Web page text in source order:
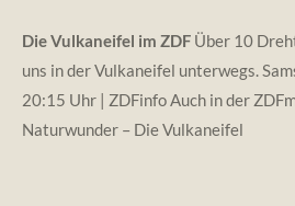
Die Vulkaneifel im ZDF Über 10
uns in der Vulkaneifel unterwegs.
20:15 Uhr | ZDFinfoAuch in der
Naturwunder – Die Vulkaneifel